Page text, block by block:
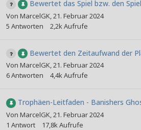
Bewertet das Spiel bzw. den
Von MarcelGK,21. Februar 2024
5 Antworten 2,2kAufrufe
Bewertet den Zeitaufwand der
Von MarcelGK,21. Februar 2024
6Antworten 4,4kAufrufe
Trophäen-Leitfaden - Banishers
Von MarcelGK,21. Februar 2024
1 Antwort 17,8kAufrufe